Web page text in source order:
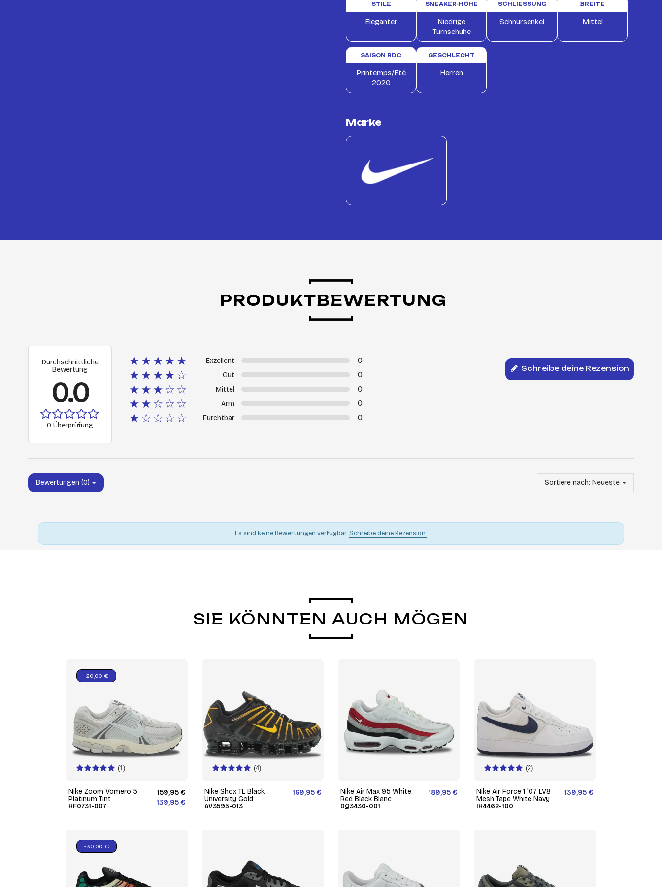
STILE
Eleganter
SNEAKER-HÖHE
Niedrige
Turnschuhe
SCHLIESSUNG
Schnürsenkel
BREITE
Mittel
SAISON RDC
Printemps/Eté
2020
GESCHLECHT
Herren
Marke
PRODUKTBEWERTUNG
Durchschnittliche
Bewertung
0.0
0 Überprüfung
★★★★★ Exzellent 0
★★★★☆ Gut 0
★★★☆☆ Mittel 0
★★☆☆☆ Arm 0
★☆☆☆☆ Furchtbar 0
Schreibe deine Rezension
Bewertungen (0) Sortiere nach: Neueste
Es sind keine Bewertungen verfügbar. Schreibe deine Rezension.
SIE KÖNNTEN AUCH MÖGEN
(1)
Nike Zoom Vomero 5
Platinum Tint
HF0731-007
159,95 €
139,95 €
-20,00 €
(4)
Nike Shox TL Black
University Gold
AV3595-013
169,95 €
Nike Air Max 95 White
Red Black Blanc
DQ3430-001
189,95 €
(2)
Nike Air Force 1 '07 LV8
Mesh Tape White Navy
IH4462-100
139,95 €
-30,00 €